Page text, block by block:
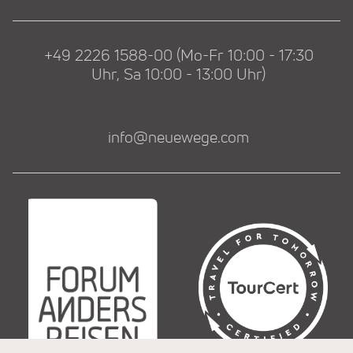
+49 2226 1588-00 (Mo-Fr 10:00 - 17:30
Uhr, Sa 10:00 - 13:00 Uhr)
info@neuewege.com